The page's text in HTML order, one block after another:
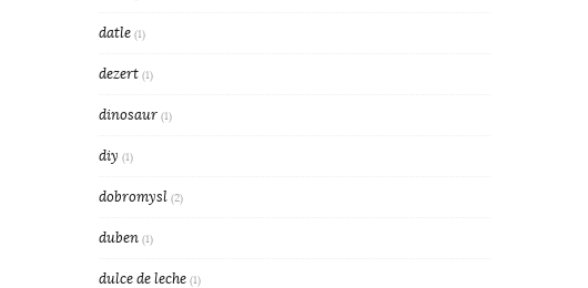
datle (1)
dezert (1)
dinosaur (1)
diy (1)
dobromysl (2)
duben (1)
dulce de leche (1)